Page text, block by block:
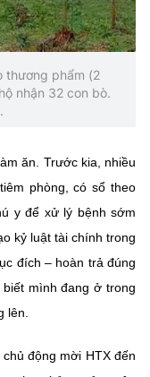
thương phẩm (2
nhận 32 con bò.
ăn. Trước kia, nhiều
phòng, có sổ theo
y để xử lý bệnh sớm
kỷ luật tài chính trong
đích – hoàn trả đúng
mình đang ở trong
lên.
động mời HTX đến